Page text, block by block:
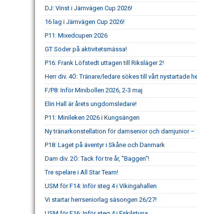
DJ: Vinst i Järnvägen Cup 2026!
16 lag i Järnvägen Cup 2026!
P11: Mixedcupen 2026
GT Söder på aktivitetsmässa!
P16: Frank Löfstedt uttagen till Riksläger 2!
Herr div. 4Ö: Tränare/ledare sökes till vårt nystartade
F/P8: Inför Minibollen 2026, 2-3 maj
Elin Hall är årets ungdomsledare!
P11: Minileken 2026 i Kungsängen
Ny tränarkonstellation för damsenior och damjunior
P18: Laget på äventyr i Skåne och Danmark
Dam div. 2Ö: Tack för tre år, "Baggen"!
Tre spelare i All Star Team!
USM för F14: Inför steg 4 i Vikingahallen
Vi startar herrseniorlag säsongen 26/27!